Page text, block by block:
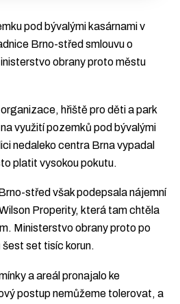
pod bývalými kasárnami v
Brno-střed smlouvu o
obrany proto městu
hřiště pro děti a park
využití pozemků pod bývalými
nedaleko centra Brna vypadal
platit vysokou pokutu.
střed však podepsala nájemní
Properity, která tam chtěla
Ministerstvo obrany proto po
set tisíc korun.
a areál pronajalo ke
postup nemůžeme tolerovat, a